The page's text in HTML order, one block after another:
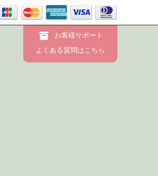
お客様サポート
よくある質問はこちら